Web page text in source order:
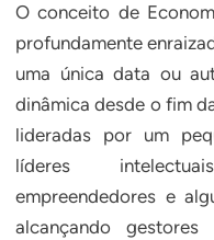
O conceito de
profundamente
uma única data ou
dinâmica desde o fim
lideradas por um
líderes
empreendedores e
alcançando